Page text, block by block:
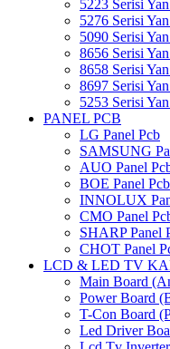
5223 Serisi
5276 Serisi
5090 Serisi
8656 Serisi
8658 Serisi
8697 Serisi
5253 Serisi
PANEL PCB
LG Panel Pcb
SAMSUNG
AUO Panel
BOE Panel Pcb
INNOLUX
CMO Panel
SHARP Panel
CHOT Panel
LCD & LED TV
Main Board
Power Board
T-Con Board
Led Driver